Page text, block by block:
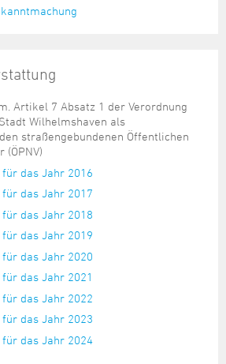
Artikel 7 Absatz 1 der Verordnung
Wilhelmshaven als
straßengebundenen Öffentlichen
(ÖPNV)
das Jahr 2016
das Jahr 2017
das Jahr 2018
das Jahr 2019
das Jahr 2020
das Jahr 2021
das Jahr 2022
das Jahr 2023
das Jahr 2024